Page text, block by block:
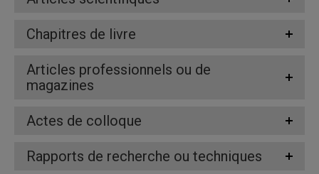
Chapitres de livre
Articles professionnels ou de
magazines
Actes de colloque
Rapports de recherche ou techniques